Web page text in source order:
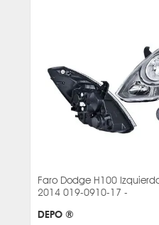
Faro Dodge H100
2014 019-0910-17 -
DEPO ®